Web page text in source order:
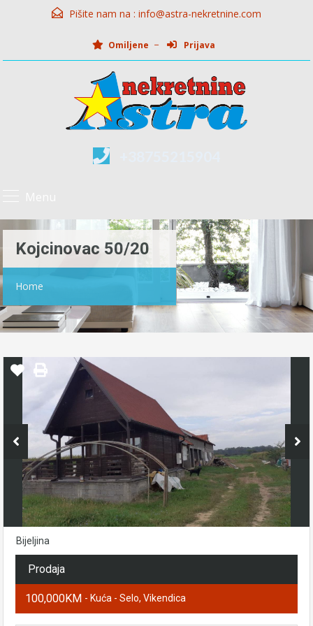
Pišite nam na : info@astra-nekretnine.com
Omiljene Prijava
Kojcinovac 50/20
Home
Bijeljina
Prodaja
100,000KM - Kuća - Selo, Vikendica